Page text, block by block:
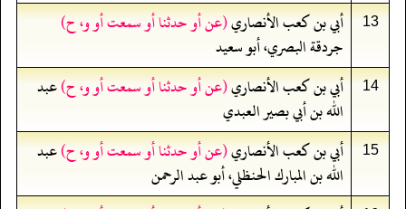
13 أبي بن كعب الأنصاري(عن أو حدثنا أو سمعت أو و، ح)
جردقة البصري، أبو سعيد
14 أبي بن كعب الأنصاري(عن أو حدثنا أو سمعت أو و، ح)عبد
الله بن أبي بصير العبدي
15 أبي بن كعب الأنصاري(عن أو حدثنا أو سمعت أو و، ح)عبد
الله بن المبارك الحنظلي، أبو عبد الرحمن